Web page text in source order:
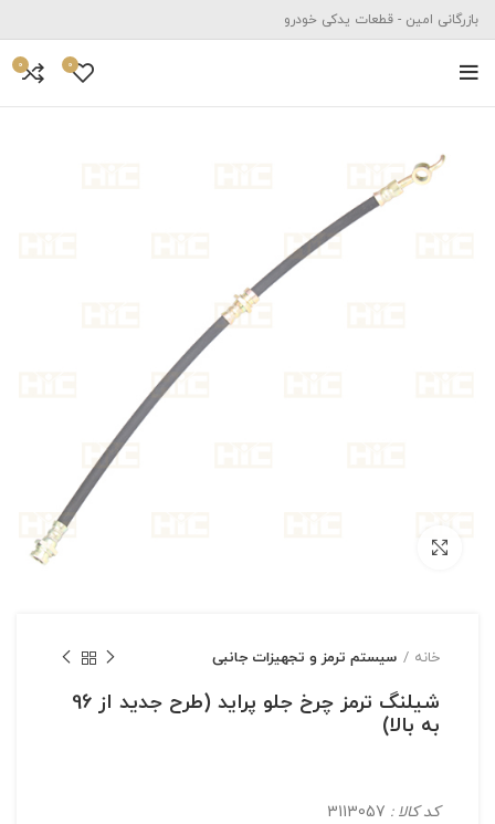
بازرگانی امین - قطعات یدکی خودرو
0
0
خانه سیستم ترمز و تجهیزات جانبی
شیلنگ ترمز چرخ جلو پراید (طرح جدید از 96
به بالا)
کد کالا :